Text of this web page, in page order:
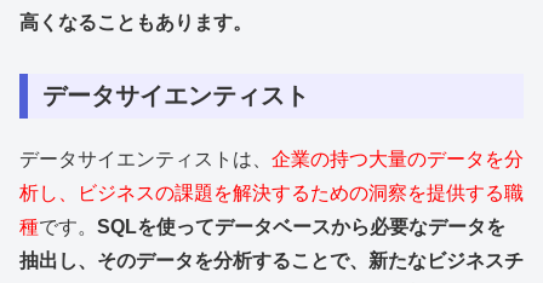
高くなることもあります。
データサイエンティスト
データサイエンティストは、 企業の持つ大量のデータを分
析し、ビジネスの課題を解決するための洞察を提供する職
種です。 SQLを使ってデータベースから必要なデータを
抽出し、そのデータを分析することで、新たなビジネスチ